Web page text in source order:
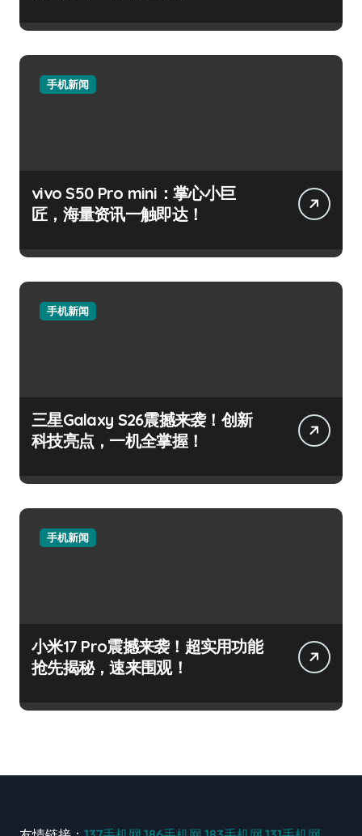
手机新闻
vivo S50 Pro mini：掌心小巨
匠，海量资讯一触即达！
手机新闻
三星Galaxy S26震撼来袭！创新
科技亮点，一机全掌握！
手机新闻
小米17 Pro震撼来袭！超实用功能
抢先揭秘，速来围观！